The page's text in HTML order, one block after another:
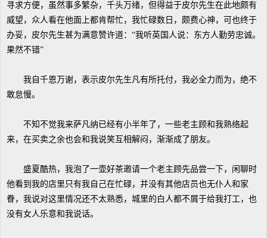
寻求方便，虽然事多繁杂，千头万绪，但得益于皮尔先生在此地颇有
威望，众人看在他面上都肯帮忙，我忙碌数日，颇费心神，可也终于
办妥，皮尔先生甚为满意赞许道：“我听英国人说：东方人勤劳忠诚。
果然不错”
我自千恩万谢，表示皮尔先生凡有所托付，我必全力而为，绝不
敢怠慢。
不知不觉我来萨凡纳已经有小半年了，一些老主顾和我熟络起
来，在买卖之余也会和我说笑互相解闷，渐渐成了朋友。
盛夏酷热，我泡了一壶好茶邀请一个老主顾先品尝一下，闲聊时
他看到我的店里只有我自己在忙碌，并没有其他店员也无仆人和家
眷，我说对这里情况还不太熟悉，城里的白人都不屑于给我打工，也
没有女人乐意和我说话。